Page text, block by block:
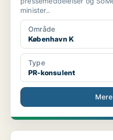
minister..
Område
København K
Type
PR-konsulent
Offensiv og politisk skarp